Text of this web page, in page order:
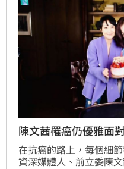
陳文茜罹癌仍優雅面
在抗癌的路上，每個細
資深媒體人、前立委陳